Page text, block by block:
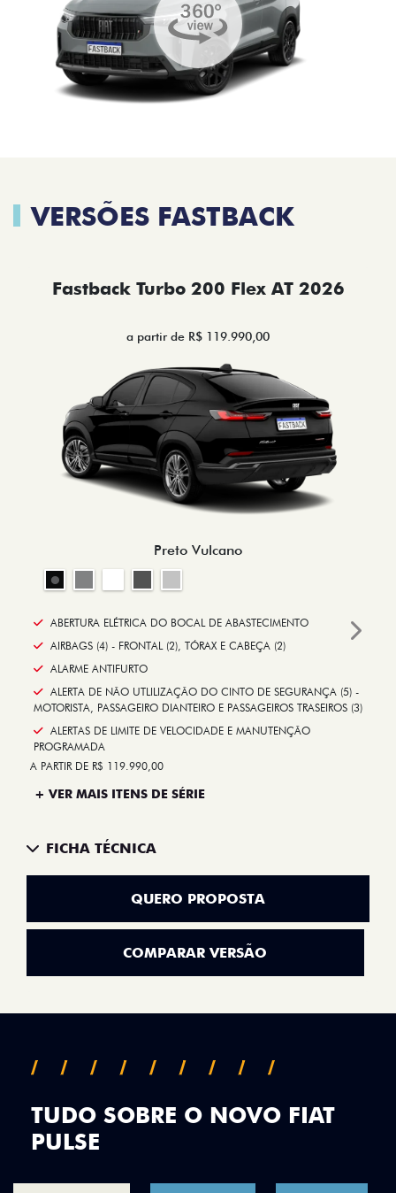
VERSÕES FASTBACK
Fastback Turbo 200 Flex AT 2026
a partir de R$ 119.990,00
Preto Vulcano
ABERTURA ELÉTRICA DO BOCAL DE ABASTECIMENTO
AIRBAGS (4) - FRONTAL (2), TÓRAX E CABEÇA (2)
ALARME ANTIFURTO
ALERTA DE NÃO UTLILIZAÇÃO DO CINTO DE SEGURANÇA (5) -
MOTORISTA, PASSAGEIRO DIANTEIRO E PASSAGEIROS TRASEIROS (3)
ALERTAS DE LIMITE DE VELOCIDADE E MANUTENÇÃO
PROGRAMADA
A PARTIR DE R$ 119.990,00
+ VER MAIS ITENS DE SÉRIE
FICHA TÉCNICA
QUERO PROPOSTA
COMPARAR VERSÃO
Next
TUDO SOBRE O NOVO FIAT
PULSE